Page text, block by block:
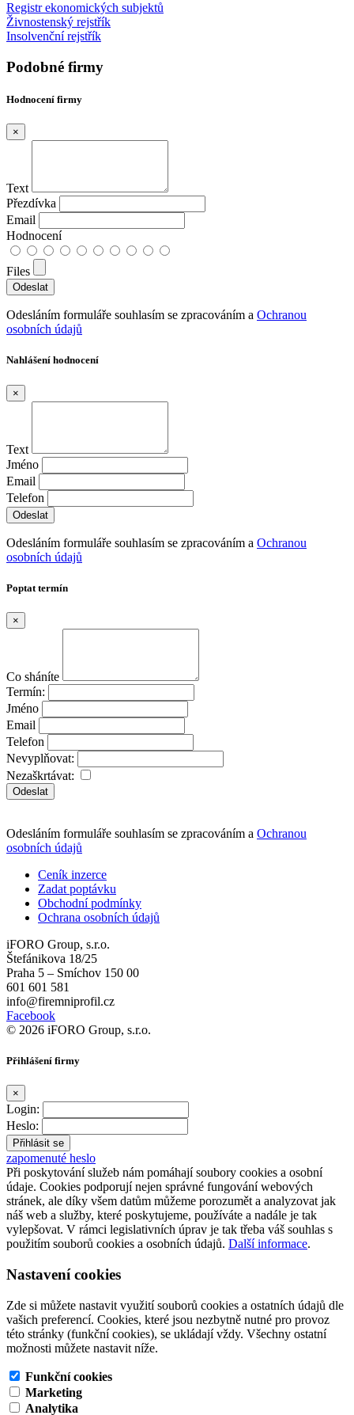
Registr ekonomických subjektů
Živnostenský rejstřík
Insolvenční rejstřík
Podobné firmy
Hodnocení firmy
×
Text
Přezdívka
Email
Hodnocení
Files
Odesláním formuláře souhlasím se zpracováním a Ochranou
osobních údajů
Nahlášení hodnocení
×
Text
Jméno
Email
Telefon
Odesláním formuláře souhlasím se zpracováním a Ochranou
osobních údajů
Poptat termín
×
Co sháníte
Termín:
Jméno
Email
Telefon
Nevyplňovat:
Nezaškrtávat:
Odeslat
Odesláním formuláře souhlasím se zpracováním a Ochranou
osobních údajů
Ceník inzerce
Zadat poptávku
Obchodní podmínky
Ochrana osobních údajů
iFORO Group, s.r.o.
Štefánikova 18/25
Praha 5 – Smíchov 150 00
601 601 581
info@firemniprofil.cz
Facebook
© 2026 iFORO Group, s.r.o.
Přihlášení firmy
×
Login:
Heslo:
zapomenuté heslo
Při poskytování služeb nám pomáhají soubory cookies a osobní
údaje. Cookies podporují nejen správné fungování webových
stránek, ale díky všem datům můžeme porozumět a analyzovat jak
náš web a služby, které poskytujeme, používáte a nadále je tak
vylepšovat. V rámci legislativních úprav je tak třeba váš souhlas s
použitím souborů cookies a osobních údajů. Další informace.
Nastavení cookies
Zde si můžete nastavit využití souborů cookies a ostatních údajů dle
vašich preferencí. Cookies, které jsou nezbytně nutné pro provoz
této stránky (funkční cookies), se ukládají vždy. Všechny ostatní
možnosti můžete nastavit níže.
Funkční cookies
Marketing
Analytika